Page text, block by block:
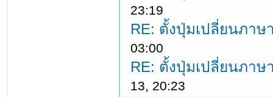
23:19
RE: ตั้งปุ่มเปลี่ยนภาษ
03:00
RE: ตั้งปุ่มเปลี่ยนภาษ
13, 20:23